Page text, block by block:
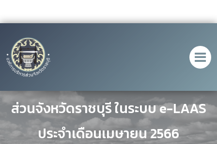
รายงานการเงินขององค์การบริหาร
ส่วนจังหวัดราชบุรี ในระบบ e-LAAS
ประจำเดือนเมษายน 2566